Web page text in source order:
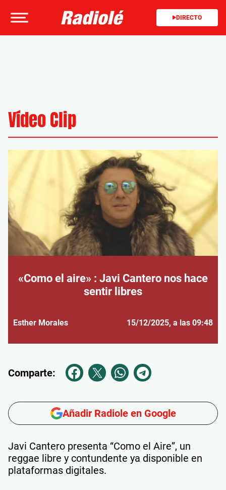
DIRECTO
Vídeo Clip
«Como el aire» : Javi Cantero nos hace
sentir libres
Esther Morales 15/12/2025, a las 09:48
Comparte:
Añadir Radiole en Google
Javi Cantero presenta “Como el Aire”, un
reggae libre y contundente ya disponible en
plataformas digitales.